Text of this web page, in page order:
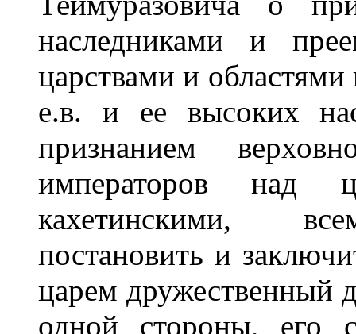
наследниками и
царствами и
е.в. и ее высоких
признанием
императоров над
кахетинскими,
постановить и
царем дружественный
одной стороны, его